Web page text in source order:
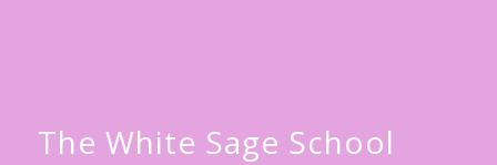
The White Sage School